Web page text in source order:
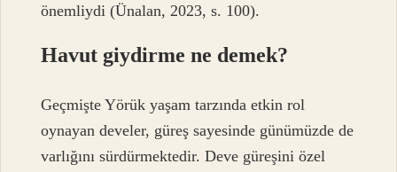
önemliydi (Ünalan, 2023, s. 100).
Havut giydirme ne demek?
Geçmişte Yörük yaşam tarzında etkin rol
oynayan develer, güreş sayesinde günümüzde de
varlığını sürdürmektedir. Deve güreşini özel